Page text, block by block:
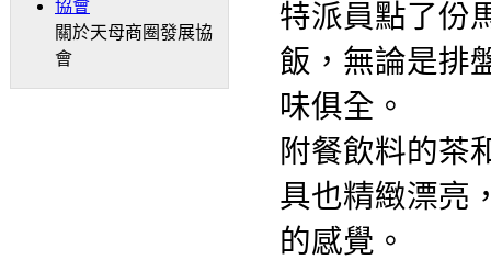
關於天母商圈發展協
會
特派員點了份
飯， 無論是排
味俱全。
附餐飲料的茶
具也精緻漂亮
的感覺。